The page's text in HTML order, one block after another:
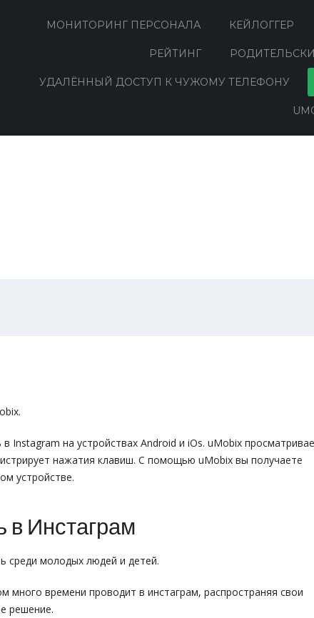
МОНИТОРИНГ ПЕРСОНАЛА КЕЙЛОГГЕР
РЕЙТИНГ
УДАЛЁННЫЙ ДОСТУП К ЧУЖОМУ ТЕЛЕФОНУ
Instagram на устройствах Android и iOs. uMobix
нажатия клавиш. С помощью uMobix вы получаете
устройстве.
в Инстаграм
среди молодых людей и детей.
много времени проводит в инстаграм, распространяя свои
решение.